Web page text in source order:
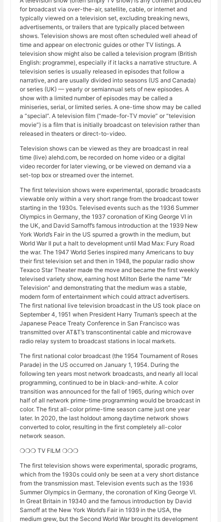
for broadcast via over-the-air, satellite, cable, or internet and
typically viewed on a television set, excluding breaking news,
advertisements, or trailers that are typically placed between
shows. Television shows are most often scheduled well ahead of
time and appear on electronic guides or other TV listings. A
television show might also be called a television program (British
English: programme), especially if it lacks a narrative structure. A
television series is usually released in episodes that follow a
narrative, and are usually divided into seasons (US and Canada)
or series (UK) — yearly or semiannual sets of new episodes. A
show with a limited number of episodes may be called a
miniseries, serial, or limited series. A one-time show may be called
a “special”. A television film (“made-for-TV movie” or “television
movie”) is a film that is initially broadcast on television rather than
released in theaters or direct-to-video.
Television shows can be viewed as they are broadcast in real
time (live) alehd.com, be recorded on home video or a digital
video recorder for later viewing, or be viewed on demand via a
set-top box or streamed over the internet.
The first television shows were experimental, sporadic broadcasts
viewable only within a very short range from the broadcast tower
starting in the 1930s. Televised events such as the 1936 Summer
Olympics in Germany, the 1937 coronation of King George VI in
the UK, and David Sarnoff’s famous introduction at the 1939 New
York World’s Fair in the US spurred a growth in the medium, but
World War II put a halt to development until Mad Max: Fury Road
the war. The 1947 World Series inspired many Americans to buy
their first television set and then in 1948, the popular radio show
Texaco Star Theater made the move and became the first weekly
televised variety show, earning host Milton Berle the name “Mr
Television” and demonstrating that the medium was a stable,
modern form of entertainment which could attract advertisers.
The first national live television broadcast in the US took place on
September 4, 1951 when President Harry Truman’s speech at the
Japanese Peace Treaty Conference in San Francisco was
transmitted over AT&T’s transcontinental cable and microwave
radio relay system to broadcast stations in local markets.
The first national color broadcast (the 1954 Tournament of Roses
Parade) in the US occurred on January 1, 1954. During the
following ten years most network broadcasts, and nearly all local
programming, continued to be in black-and-white. A color
transition was announced for the fall of 1965, during which over
half of all network prime-time programming would be broadcast in
color. The first all-color prime-time season came just one year
later. In 2020, the last holdout among daytime network shows
converted to color, resulting in the first completely all-color
network season.
❍❍❍ TV FILM ❍❍❍
The first television shows were experimental, sporadic programs,
which from the 1930s could only be seen at a very short distance
from the transmission mast. Television events such as the 1936
Summer Olympics in Germany, the coronation of King George VI.
In Great Britain in 19340 and the famous introduction by David
Sarnoff at the New York World’s Fair in 1939 in the USA, the
medium grew, but the Second World War brought its development